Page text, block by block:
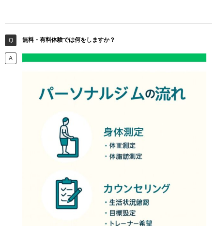
無料・有料体験では何をしますか？